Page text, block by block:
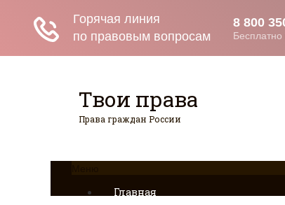
Твои права
Права граждан России
Главная